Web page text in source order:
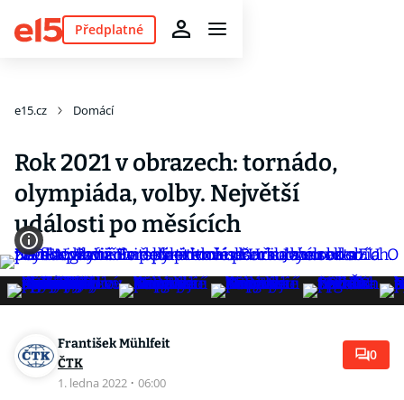
Předplatné
e15.cz Domácí
Rok 2021 v obrazech: tornádo,
olympiáda, volby. Největší
události po měsících
František Mühlfeit
ČTK
1. ledna 2022 · 06:00
0